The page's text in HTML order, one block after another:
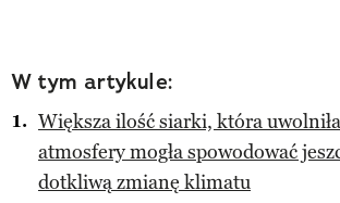
W tym artykule:
Większa ilość siarki, która
atmosfery mogła spowodować
dotkliwą zmianę klimatu